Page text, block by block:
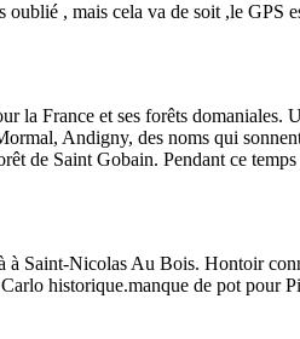
oublié , mais cela va de soit ,le
la France et ses forêts domaniales.
Andigny, des noms qui
de Saint Gobain. Pendant ce
à Saint-Nicolas Au Bois. Hontoir
historique.manque de pot pour